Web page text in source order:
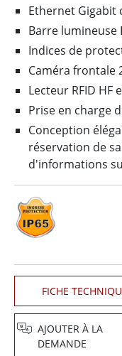
Ethernet Gigabit
Barre lumineuse
Indices de
Caméra frontale
Lecteur RFID HF
Prise en charge
Conception
réservation de
d'informations
FICHE
AJOUTER À LA
DEMANDE